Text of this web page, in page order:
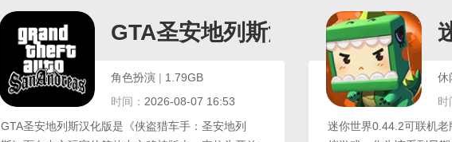
GTA圣安地列斯汉化版
角色扮演 | 1.79GB
时间： 2026-08-07 16:53
GTA圣安地列斯汉化版是《侠盗猎车手：圣安地列
休
时
迷你世界0.44.2可联机